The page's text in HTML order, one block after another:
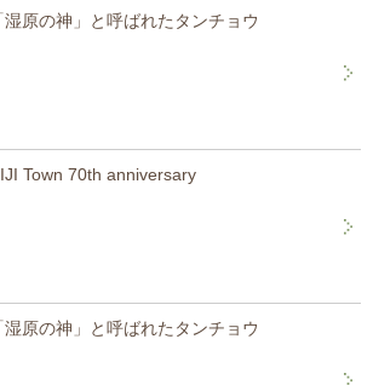
湿原の神」と呼ばれたタンチョウ
Town 70th anniversary
湿原の神」と呼ばれたタンチョウ